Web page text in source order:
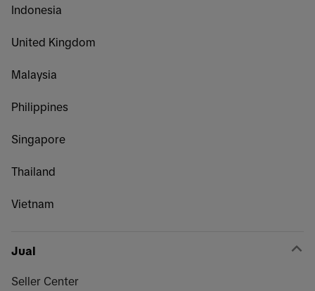
Indonesia
United Kingdom
Malaysia
Philippines
Singapore
Thailand
Vietnam
Jual
Seller Center